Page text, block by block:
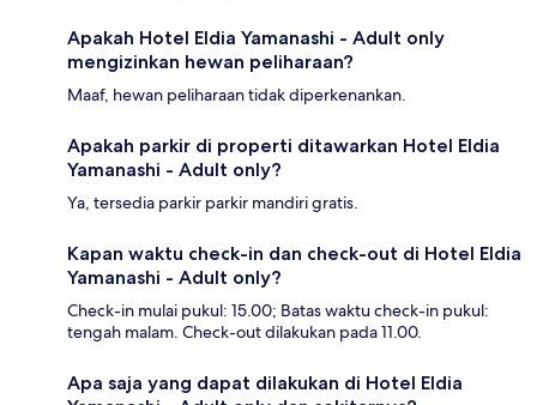
Apakah Hotel Eldia Yamanashi - Adult only
mengizinkan hewan peliharaan?
Maaf, hewan peliharaan tidak diperkenankan.
Apakah parkir di properti ditawarkan Hotel Eldia
Yamanashi - Adult only?
Ya, tersedia parkir parkir mandiri gratis.
Kapan waktu check-in dan check-out di Hotel Eldia
Yamanashi - Adult only?
Check-in mulai pukul: 15.00; Batas waktu check-in pukul:
tengah malam. Check-out dilakukan pada 11.00.
Apa saja yang dapat dilakukan di Hotel Eldia